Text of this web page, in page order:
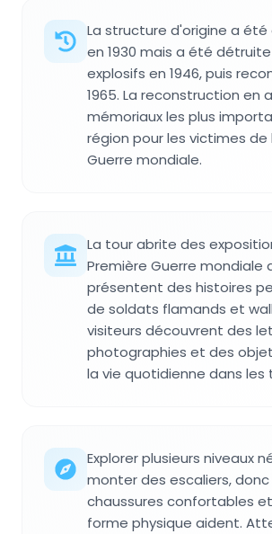
La structure d'origine a
en 1930 mais a été
explosifs en 1946, puis
1965. La reconstruction en
mémoriaux les plus
région pour les victimes de
Guerre mondiale.
La tour abrite des
Première Guerre mondiale
présentent des histoires
de soldats flamands et
visiteurs découvrent des
photographies et des
la vie quotidienne dans les
Explorer plusieurs niveaux
monter des escaliers,
chaussures confortables
forme physique aident.